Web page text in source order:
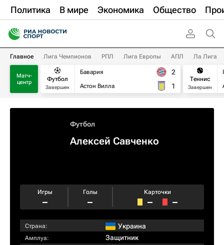
Политика В мире Экономика Общество
Главное Лига Чемпионов РПЛ Лига Европы АПЛ Ла Лига
Матч-
центр
Футбол
Завершен
Бавария
Астон Вилла
2
1
Теннис
Завершен
Футбол
Алексей Савченко
Игры
–
Голы
–
Карточки
– –
Страна: Украина
Амплуа: Защитник